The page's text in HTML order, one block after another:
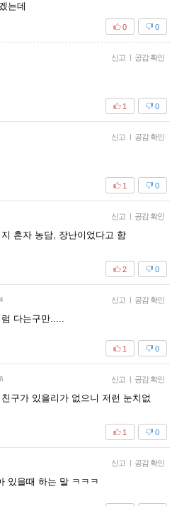
는데
0
0
신고 | 공감 확인
0
1
신고 | 공감 확인
0
1
신고 | 공감 확인
혼자 농담, 장난이었다고 함
0
2
신고 | 공감 확인
다는구만.....
0
1
신고 | 공감 확인
구가 있을리가 없으니 저런 눈치없
0
1
신고 | 공감 확인
있을때 하는 말 ㅋㅋㅋ